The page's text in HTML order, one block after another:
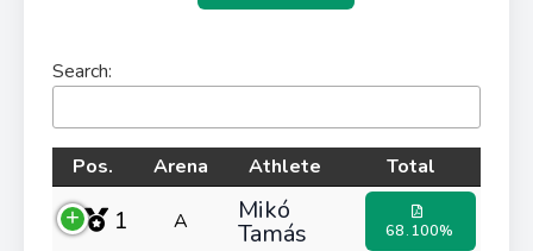
Search:
Pos. Arena Athlete Total
1 A Mikó
Tamás 68.100%